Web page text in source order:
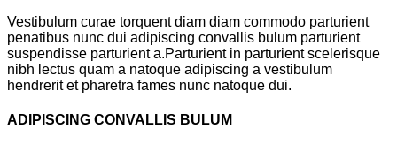
Vestibulum curae torquent diam diam commodo parturient
penatibus nunc dui adipiscing convallis bulum parturient
suspendisse parturient a.Parturient in parturient scelerisque
nibh lectus quam a natoque adipiscing a vestibulum
hendrerit et pharetra fames nunc natoque dui.
ADIPISCING CONVALLIS BULUM